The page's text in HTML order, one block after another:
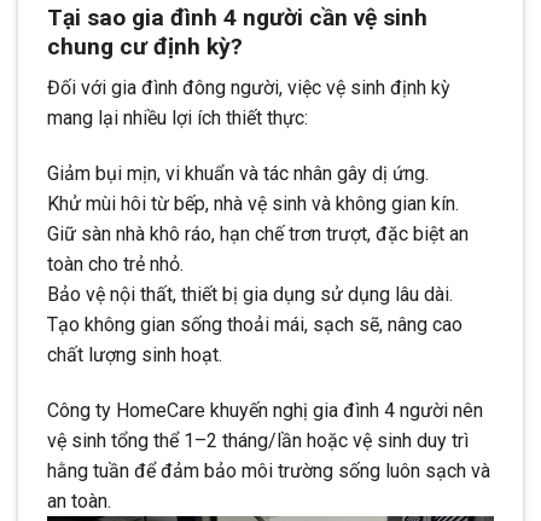
Tại sao gia đình 4 người cần vệ sinh
chung cư định kỳ?
Đối với gia đình đông người, việc vệ sinh định kỳ
mang lại nhiều lợi ích thiết thực:
Giảm bụi mịn, vi khuẩn và tác nhân gây dị ứng.
Khử mùi hôi từ bếp, nhà vệ sinh và không gian kín.
Giữ sàn nhà khô ráo, hạn chế trơn trượt, đặc biệt an
toàn cho trẻ nhỏ.
Bảo vệ nội thất, thiết bị gia dụng sử dụng lâu dài.
Tạo không gian sống thoải mái, sạch sẽ, nâng cao
chất lượng sinh hoạt.
Công ty HomeCare khuyến nghị gia đình 4 người nên
vệ sinh tổng thể 1–2 tháng/lần hoặc vệ sinh duy trì
hằng tuần để đảm bảo môi trường sống luôn sạch và
an toàn.